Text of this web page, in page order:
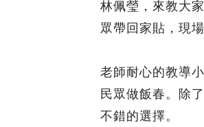
林佩瑩，來教大
眾帶回家貼，現
老師耐心的教導
民眾做飯春。除
不錯的選擇。